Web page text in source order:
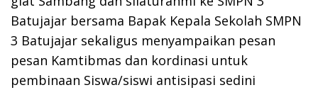
Batujajar bersama Bapak Kepala Sekolah SMPN
3 Batujajar sekaligus menyampaikan pesan
pesan Kamtibmas dan kordinasi untuk
pembinaan Siswa/siswi antisipasi sedini